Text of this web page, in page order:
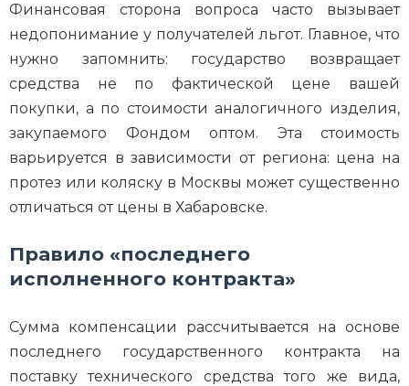
Финансовая сторона вопроса часто вызывает
недопонимание у получателей льгот. Главное, что
нужно запомнить: государство возвращает
средства не по фактической цене вашей
покупки, а по стоимости аналогичного изделия,
закупаемого Фондом оптом. Эта стоимость
варьируется в зависимости от региона: цена на
протез или коляску в Москвы может существенно
отличаться от цены в Хабаровске.
Правило «последнего
исполненного контракта»
Сумма компенсации рассчитывается на основе
последнего государственного контракта на
поставку технического средства того же вида,